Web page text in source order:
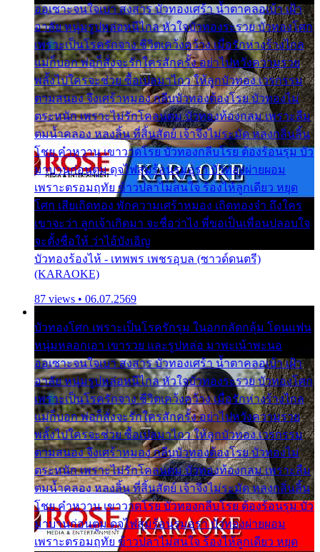
ออเซาะจนใจเบา สงสาร บัวทองเศร้า น้ำตาคลอเบ้า เฝ้า
อาลัย หนุ่มรูปหล่อหนีไกล หัวใจบัวทองระรวย บัวทองโศก
เพราะเป็นโรครักจาง ชีวิตเคว้งคว้าง เมื่อรักห่างร้างไกล
แม่ก็บอก พ่อก็สั่งจะรักใครสักครั้ง อย่าไปหวังความรวย
พลั้งไปใครจะช่วย ซื้อเปลมาไกว ให้ลูกบัวทอง เวรกรรม
ตามสนอง จึงเศร้าหมอง กลีบบัวทองต้องโรย บัวทองไม่
ตระหนัก เพราะไม่รักโคลนตม บัวทองท้องกลม เพราะลืม
ตมน้ำคลอง หลงลิ้น ที่สิ้นสัตย์ เจ้าจึงไม่ระมัด หลงกลิ่นลิ้น
โชย คำหวาน เขาวาดโรย บัวทองกลีบโรย ต้องร้อนรุม บัว
มาบานก่อนตูม ดุจไฟสุมร้อนรุมอุรา บัวทองผ่ายผอม
เพราะตรอมฤทัย ข้าวปลาไม่สนใจ ร้องไห้ลูกเดียว หยุด
โศก เสียเถิดทอง พักความเศร้าหมอง เถิดทองจ๋า ถึงใคร
เขาจะว่า ลูกเจ้าเกิดมา จะชื่อว่าไง พี่ขอเป็นเพื่อนปลอบใจ
จะตั้งชื่อให้ ว่าไอ้บังเอิญ
บัวทองร้องไห้ - เทพพร เพชรอุบล (ซาวด์ดนตรี)
(KARAOKE)
87 views • 06.07.2569
บัวทองโศก เพราะเป็นโรครักรุม ในอกกลัดกลุ้ม โดนแฟน
หนุ่มหลอกเอา เขารวย และรูปหล่อ มาพะเน้าพะนอ
ออเซาะจนใจเบา สงสาร บัวทองเศร้า น้ำตาคลอเบ้า เฝ้า
อาลัย หนุ่มรูปหล่อหนีไกล หัวใจบัวทองระรวย บัวทองโศก
เพราะเป็นโรครักจาง ชีวิตเคว้งคว้าง เมื่อรักห่างร้างไกล
แม่ก็บอก พ่อก็สั่งจะรักใครสักครั้ง อย่าไปหวังความรวย
พลั้งไปใครจะช่วย ซื้อเปลมาไกว ให้ลูกบัวทอง เวรกรรม
ตามสนอง จึงเศร้าหมอง กลีบบัวทองต้องโรย บัวทองไม่
ตระหนัก เพราะไม่รักโคลนตม บัวทองท้องกลม เพราะลืม
ตมน้ำคลอง หลงลิ้น ที่สิ้นสัตย์ เจ้าจึงไม่ระมัด หลงกลิ่นลิ้น
โชย คำหวาน เขาวาดโรย บัวทองกลีบโรย ต้องร้อนรุม บัว
มาบานก่อนตูม ดุจไฟสุมร้อนรุมอุรา บัวทองผ่ายผอม
เพราะตรอมฤทัย ข้าวปลาไม่สนใจ ร้องไห้ลูกเดียว หยุด